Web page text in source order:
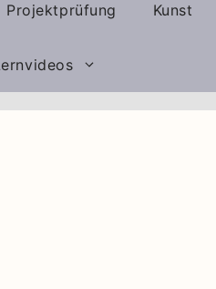
Projektprüfung Kunst